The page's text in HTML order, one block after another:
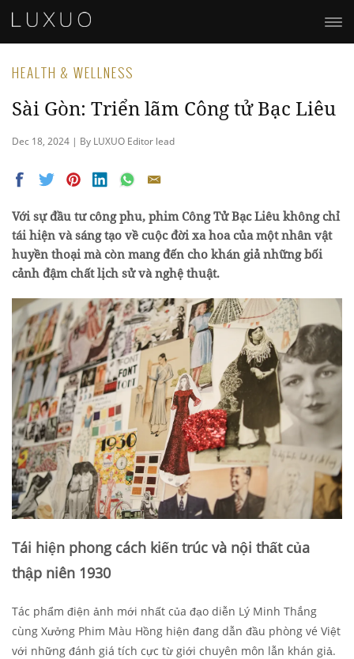
HEALTH & WELLNESS
Sài Gòn: Triển lãm Công tử Bạc Liêu
Dec 18, 2024 | By LUXUO Editor lead
Với sự đầu tư công phu, phim Công Tử Bạc Liêu không chỉ
tái hiện và sáng tạo về cuộc đời xa hoa của một nhân vật
huyền thoại mà còn mang đến cho khán giả những bối
cảnh đậm chất lịch sử và nghệ thuật.
Tái hiện phong cách kiến trúc và nội thất của
thập niên 1930
Tác phẩm điện ảnh mới nhất của đạo diễn Lý Minh Thắng
cùng Xưởng Phim Màu Hồng hiện đang dẫn đầu phòng vé Việt
với những đánh giá tích cực từ giới chuyên môn lẫn khán giả.